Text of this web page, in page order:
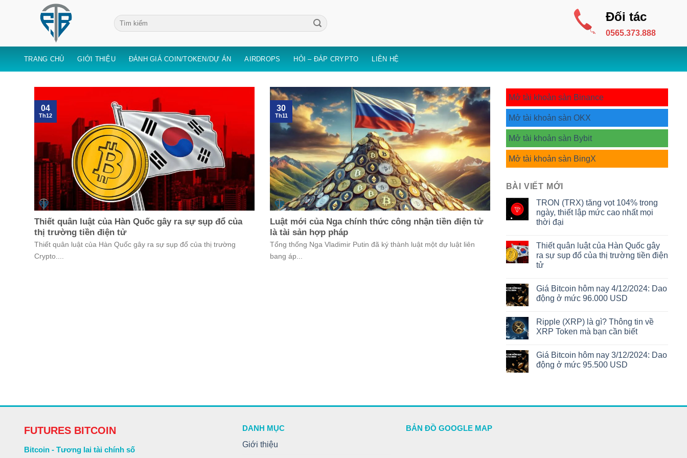
Đối tác
0565.373.888
TRANG CHỦ GIỚI THIỆU ĐÁNH GIÁ COIN/TOKEN/DỰ ÁN AIRDROPS HỎI – ĐÁP CRYPTO LIÊN HỆ
Thiết quân luật của Hàn Quốc gây ra sự sụp đổ của
thị trường tiền điện tử
Thiết quân luật của Hàn Quốc gây ra sự sụp đổ của thị trường
Crypto....
04
Th12
Luật mới của Nga chính thức công nhận tiền điện tử
là tài sản hợp pháp
Tổng thống Nga Vladimir Putin đã ký thành luật một dự luật liên
bang áp...
30
Th11
Mở tài khoản sàn Binance
Mở tài khoản sàn OKX
Mở tài khoản sàn Bybit
Mở tài khoản sàn BingX
BÀI VIẾT MỚI
TRON (TRX) tăng vọt 104% trong
ngày, thiết lập mức cao nhất mọi
thời đại
Thiết quân luật của Hàn Quốc gây
ra sự sụp đổ của thị trường tiền điện
tử
Giá Bitcoin hôm nay 4/12/2024: Dao
động ở mức 96.000 USD
Ripple (XRP) là gì? Thông tin về
XRP Token mà bạn cần biết
Giá Bitcoin hôm nay 3/12/2024: Dao
động ở mức 95.500 USD
FUTURES BITCOIN
Bitcoin - Tương lai tài chính số
DANH MỤC
Giới thiệu
BẢN ĐỒ GOOGLE MAP